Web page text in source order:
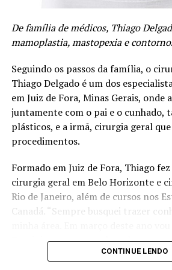
A psicóloga ressalta que sem uma
praticamente impossível falar em
quem está exercendo a maternidade.
inevitável ter conversas sobre
Confira sugestões estratégicas de
começar a colocar o autocuidado
De família de médicos, Thiago
mamoplastia, mastopexia e
Seguindo os passos da família, o
Thiago Delgado é um dos
em Juiz de Fora, Minas Gerais, onde
juntamente com o pai e o cunhado,
plásticos, e a irmã, cirurgia geral
procedimentos.
Formado em Juiz de Fora, Thiago
cirurgia geral em Belo Horizonte e
Rio de Janeiro, além de cursos nos
Canadá. “Sempre busquei trazer
Dominicana acompanhar alguns
CONTINUE LENDO